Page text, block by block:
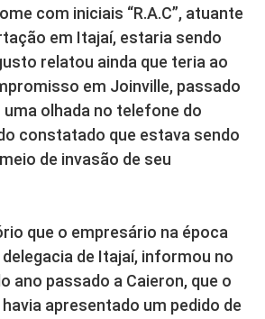
com iniciais “R.A.C”, atuante
em Itajaí, estaria sendo
relatou ainda que teria ao
em Joinville, passado
uma olhada no telefone do
constatado que estava sendo
de invasão de seu
que o empresário na época
de Itajaí, informou no
ano passado a Caieron, que o
apresentado um pedido de